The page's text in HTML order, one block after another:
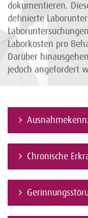
dokumentieren.
definierte
Laborkosten pro
Darüber
jedoch angefordert
Chronische